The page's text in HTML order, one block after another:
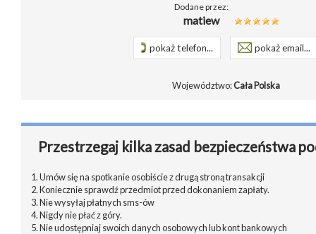
Dodane przez:
matiew
pokaż telefon... pokaż email...
Województwo:Cała Polska
Przestrzegaj kilka zasad bezpieczeństwa
1. Umów się na spotkanie osobiście z drugą stroną transakcji
2. Koniecznie sprawdź przedmiot przed dokonaniem zapłaty.
3. Nie wysyłaj płatnych sms-ów
4. Nigdy nie płać z góry.
5. Nie udostępniaj swoich danych osobowych lub kont bankowych